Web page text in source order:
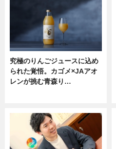
究極のりんごジュースに込め
られた覚悟。カゴメ×JAアオ
レンが挑む青森り…